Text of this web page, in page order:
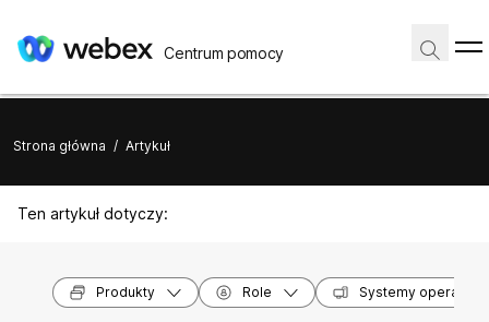
Centrum pomocy
Strona główna / Artykuł
Ten artykuł dotyczy:
Produkty Role Systemy